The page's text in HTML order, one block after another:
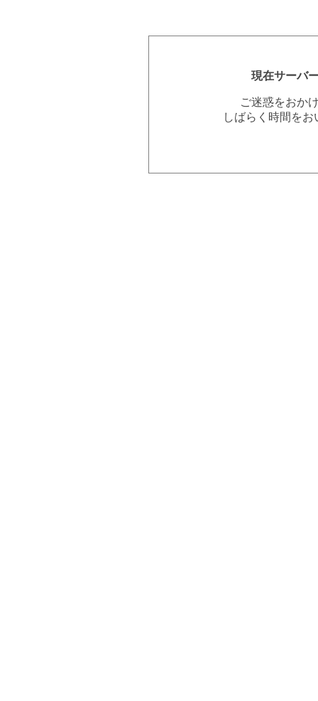
現在サーバ
ご迷惑をおか
しばらく時間を